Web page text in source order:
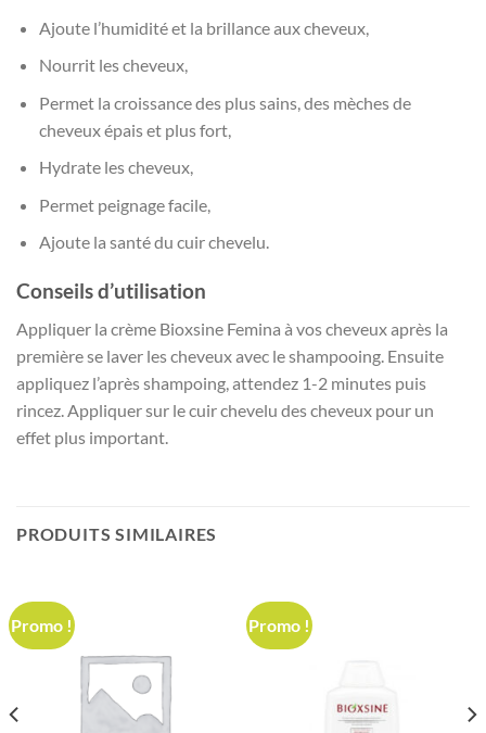
Ajoute l’humidité et la brillance aux cheveux,
Nourrit les cheveux,
Permet la croissance des plus sains, des mèches de
cheveux épais et plus fort,
Hydrate les cheveux,
Permet peignage facile,
Ajoute la santé du cuir chevelu.
Conseils d’utilisation
Appliquer la crème Bioxsine Femina à vos cheveux après la
première se laver les cheveux avec le shampooing. Ensuite
appliquez l’après shampoing, attendez 1-2 minutes puis
rincez. Appliquer sur le cuir chevelu des cheveux pour un
effet plus important.
PRODUITS SIMILAIRES
Promo ! Promo !